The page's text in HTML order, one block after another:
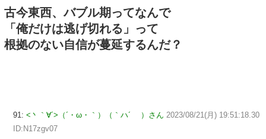
古今東西、バブル期ってなんで
「俺だけは逃げ切れる」って
根拠のない自信が蔓延するんだ？
91: <丶｀∀´>（´・ω・｀）（｀ハ´ ）さん 2023/08/21(月) 19:51:18.30
ID:N17zgv07